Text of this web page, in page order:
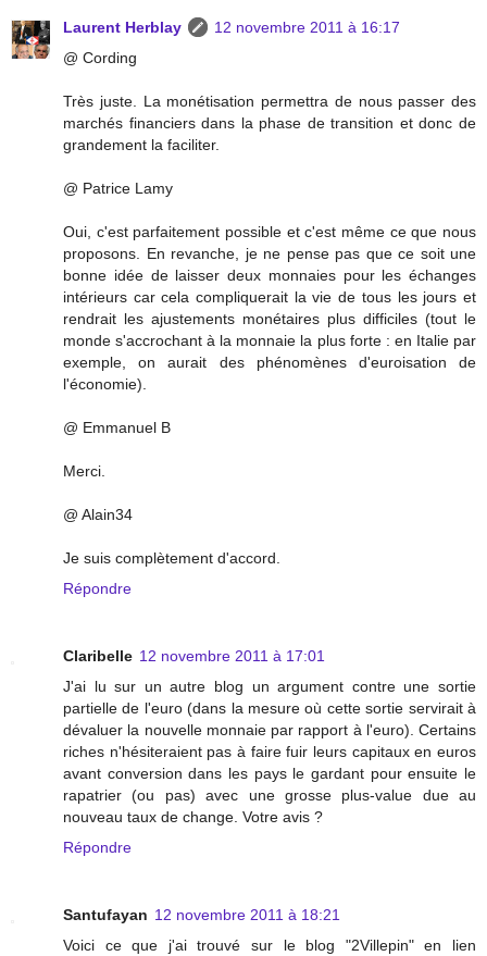
Laurent Herblay
12 novembre 2011 à 16:17
@ Cording
Très juste. La monétisation permettra de nous passer des
marchés financiers dans la phase de transition et donc de
grandement la faciliter.
@ Patrice Lamy
Oui, c'est parfaitement possible et c'est même ce que nous
proposons. En revanche, je ne pense pas que ce soit une
bonne idée de laisser deux monnaies pour les échanges
intérieurs car cela compliquerait la vie de tous les jours et
rendrait les ajustements monétaires plus difficiles (tout le
monde s'accrochant à la monnaie la plus forte : en Italie par
exemple, on aurait des phénomènes d'euroisation de
l'économie).
@ Emmanuel B
Merci.
@ Alain34
Je suis complètement d'accord.
Répondre
Claribelle 12 novembre 2011 à 17:01
J'ai lu sur un autre blog un argument contre une sortie
partielle de l'euro (dans la mesure où cette sortie servirait à
dévaluer la nouvelle monnaie par rapport à l'euro). Certains
riches n'hésiteraient pas à faire fuir leurs capitaux en euros
avant conversion dans les pays le gardant pour ensuite le
rapatrier (ou pas) avec une grosse plus-value due au
nouveau taux de change. Votre avis ?
Répondre
Santufayan 12 novembre 2011 à 18:21
Voici ce que j'ai trouvé sur le blog "2Villepin" en lien